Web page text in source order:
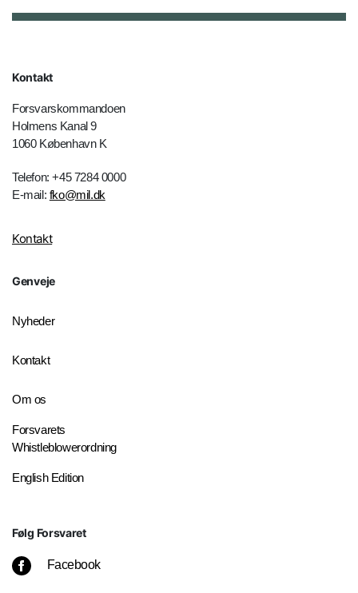
Kontakt
Forsvarskommandoen
Holmens Kanal 9
1060 København K
Telefon: +45 7284 0000
E-mail: fko@mil.dk
Kontakt
Genveje
Nyheder
Kontakt
Om os
Forsvarets
Whistleblowerordning
English Edition
Følg Forsvaret
Facebook